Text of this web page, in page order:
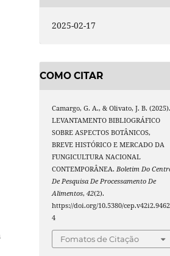
2025-02-17
COMO CITAR
Camargo, G. A., & Olivato, J. B. (2025).
LEVANTAMENTO BIBLIOGRÁFICO
SOBRE ASPECTOS BOTÂNICOS,
BREVE HISTÓRICO E MERCADO DA
FUNGICULTURA NACIONAL
CONTEMPORÂNEA. Boletim Do
De Pesquisa De Processamento De
Alimentos,42(2).
https://doi.org/10.5380/cep.v42i2.9462
4
Fomatos de Citação